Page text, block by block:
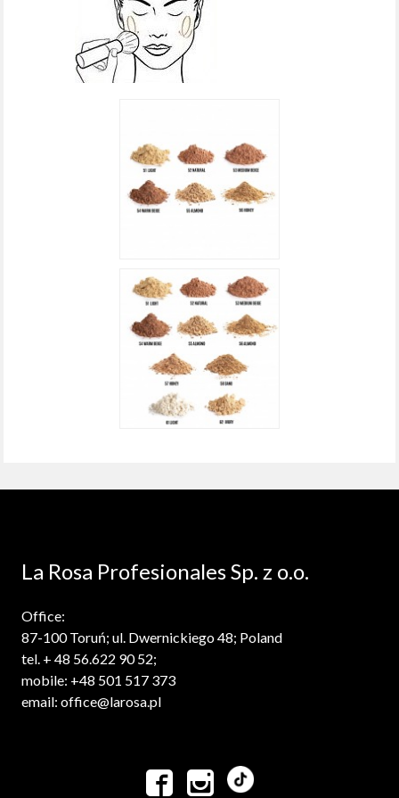
La Rosa Profesionales Sp. z o.o.
Office:
87-100 Toruń; ul. Dwernickiego 48; Poland
tel. + 48 56.622 90 52;
mobile: +48 501 517 373
email: office@larosa.pl
 